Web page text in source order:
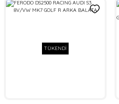
TÜKENDİ